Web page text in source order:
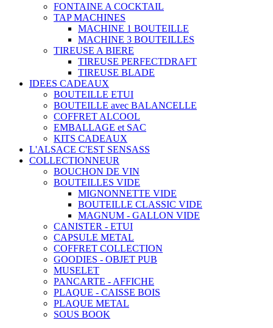
FONTAINE A COCKTAIL
TAP MACHINES
MACHINE 1 BOUTEILLE
MACHINE 3 BOUTEILLES
TIREUSE A BIERE
TIREUSE PERFECTDRAFT
TIREUSE BLADE
IDEES CADEAUX
BOUTEILLE ETUI
BOUTEILLE avec BALANCELLE
COFFRET ALCOOL
EMBALLAGE et SAC
KITS CADEAUX
L'ALSACE C'EST SENSASS
COLLECTIONNEUR
BOUCHON DE VIN
BOUTEILLES VIDE
MIGNONNETTE VIDE
BOUTEILLE CLASSIC VIDE
MAGNUM - GALLON VIDE
CANISTER - ETUI
CAPSULE METAL
COFFRET COLLECTION
GOODIES - OBJET PUB
MUSELET
PANCARTE - AFFICHE
PLAQUE - CAISSE BOIS
PLAQUE METAL
SOUS BOOK